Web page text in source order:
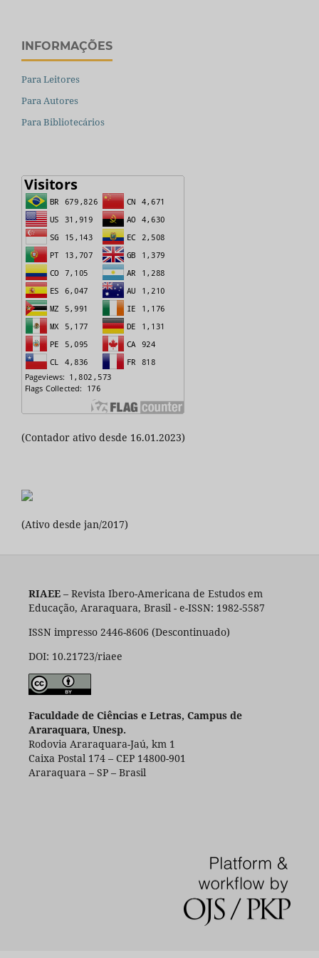
INFORMAÇÕES
Para Leitores
Para Autores
Para Bibliotecários
(Contador ativo desde 16.01.2023)
(Ativo desde jan/2017)
RIAEE– Revista Ibero-Americana de Estudos em
Educação, Araraquara, Brasil - e-ISSN: 1982-5587
ISSN impresso 2446-8606 (Descontinuado)
DOI: 10.21723/riaee
Faculdade de Ciências e Letras, Campus de
Araraquara, Unesp.
Rodovia Araraquara-Jaú, km 1
Caixa Postal 174 – CEP 14800-901
Araraquara – SP – Brasil